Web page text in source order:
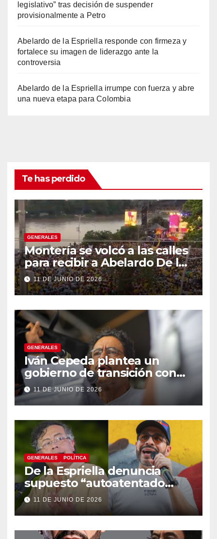
legislativo” tras decisión de suspender
provisionalmente a Petro
Abelardo de la Espriella responde con firmeza y
fortalece su imagen de liderazgo ante la
controversia
Abelardo de la Espriella irrumpe con fuerza y abre
una nueva etapa para Colombia
Te has perdido
GENERALES
Montería se volcó a las calles
para recibir a Abelardo De la
Espriella
11 DE JUNIO DE 2026
GENERALES
Iván Cepeda plantea un
gobierno de transición con
énfasis en el empalme
institucional y una eventual
constituyente
11 DE JUNIO DE 2026
GENERALES POLÍTICA
De la Espriella denuncia
supuesto “autoatentado
legislativo” tras decisión de
suspender provisionalmente
a Petro
11 DE JUNIO DE 2026